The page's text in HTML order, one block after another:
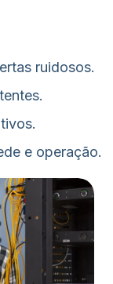
ruidosos.
e operação.